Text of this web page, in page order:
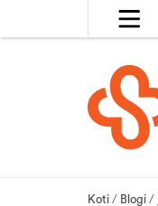
Koti / Blogi /